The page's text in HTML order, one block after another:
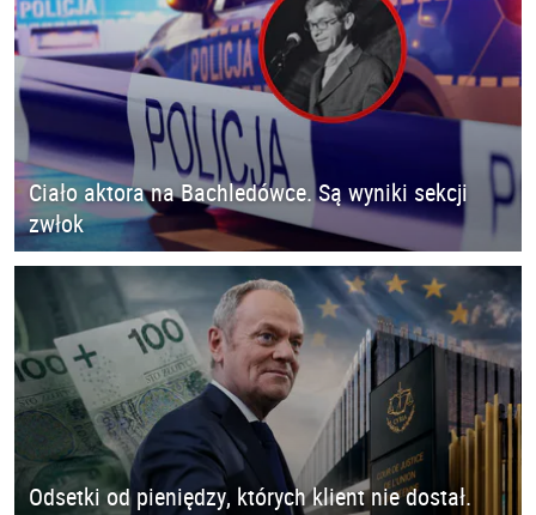
Ciało aktora na Bachledówce. Są wyniki sekcji
zwłok
Odsetki od pieniędzy, których klient nie dostał.